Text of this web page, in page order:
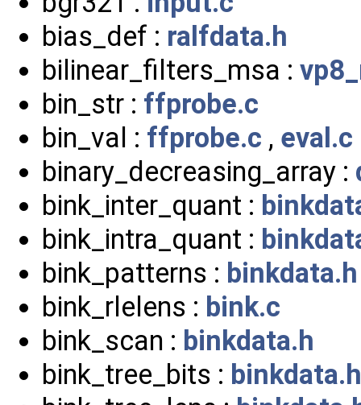
bias_def : ralfdata.h
bilinear_filters_msa :
bin_str : ffprobe.c
bin_val : ffprobe.c , eval.c
binary_decreasing_array :
bink_inter_quant :
bink_intra_quant :
bink_patterns : binkdata.h
bink_rlelens : bink.c
bink_scan : binkdata.h
bink_tree_bits : binkdata.h